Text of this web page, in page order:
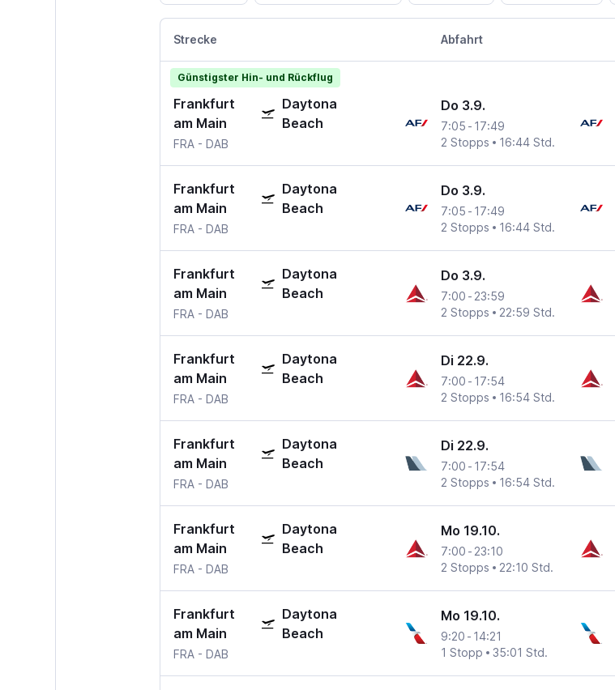
Strecke Abfahrt
Günstigster Hin- und Rückflug
Frankfurt
am Main
Daytona
Beach
FRA- DAB
Do 3.9.
7:05 - 17:49
2 Stopps
16:44 Std.
Frankfurt
am Main
Daytona
Beach
FRA- DAB
Do 3.9.
7:05 - 17:49
2 Stopps
16:44 Std.
Frankfurt
am Main
Daytona
Beach
FRA- DAB
Do 3.9.
7:00 - 23:59
2 Stopps
22:59 Std.
Frankfurt
am Main
Daytona
Beach
FRA- DAB
Di 22.9.
7:00 - 17:54
2 Stopps
16:54 Std.
Frankfurt
am Main
Daytona
Beach
FRA- DAB
Di 22.9.
7:00 - 17:54
2 Stopps
16:54 Std.
Frankfurt
am Main
Daytona
Beach
FRA- DAB
Mo 19.10.
7:00 - 23:10
2 Stopps
22:10 Std.
Frankfurt
am Main
Daytona
Beach
FRA- DAB
Mo 19.10.
9:20 - 14:21
1 Stopp
35:01 Std.